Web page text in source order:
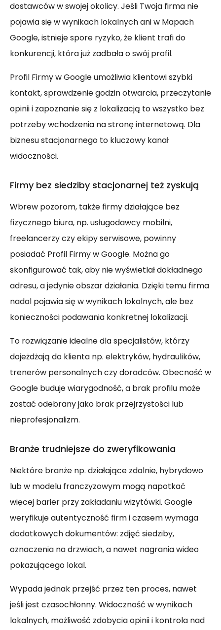
dostawców w swojej okolicy. Jeśli Twoja firma nie
pojawia się w wynikach lokalnych ani w Mapach
Google, istnieje spore ryzyko, że klient trafi do
konkurencji, która już zadbała o swój profil.
Profil Firmy w Google umożliwia klientowi szybki
kontakt, sprawdzenie godzin otwarcia, przeczytanie
opinii i zapoznanie się z lokalizacją to wszystko bez
potrzeby wchodzenia na stronę internetową. Dla
biznesu stacjonarnego to kluczowy kanał
widoczności.
Firmy bez siedziby stacjonarnej też zyskują
Wbrew pozorom, także firmy działające bez
fizycznego biura, np. usługodawcy mobilni,
freelancerzy czy ekipy serwisowe, powinny
posiadać Profil Firmy w Google. Można go
skonfigurować tak, aby nie wyświetlał dokładnego
adresu, a jedynie obszar działania. Dzięki temu firma
nadal pojawia się w wynikach lokalnych, ale bez
konieczności podawania konkretnej lokalizacji.
To rozwiązanie idealne dla specjalistów, którzy
dojeżdżają do klienta np. elektryków, hydraulików,
trenerów personalnych czy doradców. Obecność w
Google buduje wiarygodność, a brak profilu może
zostać odebrany jako brak przejrzystości lub
nieprofesjonalizm.
Branże trudniejsze do zweryfikowania
Niektóre branże np. działające zdalnie, hybrydowo
lub w modelu franczyzowym mogą napotkać
więcej barier przy zakładaniu wizytówki. Google
weryfikuje autentyczność firm i czasem wymaga
dodatkowych dokumentów: zdjęć siedziby,
oznaczenia na drzwiach, a nawet nagrania wideo
pokazującego lokal.
Wypada jednak przejść przez ten proces, nawet
jeśli jest czasochłonny. Widoczność w wynikach
lokalnych, możliwość zdobycia opinii i kontrola nad